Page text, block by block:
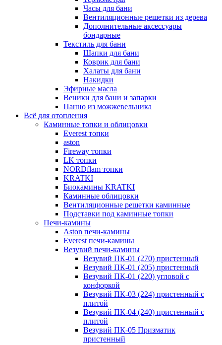
Часы для бани
Вентиляционные решетки из дерева
Дополнительные аксессуары
бондарные
Текстиль для бани
Шапки для бани
Коврик для бани
Халаты для бани
Накидки
Эфирные масла
Веники для бани и запарки
Панно из можжевельника
Всё для отопления
Каминные топки и облицовки
Everest топки
aston
Fireway топки
LK топки
NORDflam топки
KRATKI
Биокамины KRATKI
Каминные облицовки
Вентиляционные решетки каминные
Подставки под каминные топки
Печи-камины
Aston печи-камины
Everest печи-камины
Везувий печи-камины
Везувий ПК-01 (270) пристенный
Везувий ПК-01 (205) пристенный
Везувий ПК-01 (220) угловой с
конфоркой
Везувий ПК-03 (224) пристенный с
плитой
Везувий ПК-04 (240) пристенный с
плитой
Везувий ПК-05 Призматик
пристенный